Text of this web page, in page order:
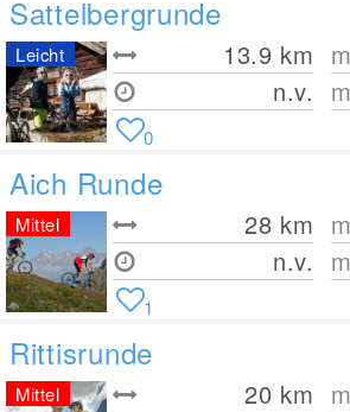
Sattelbergrunde
13.9 km
n.v.
Leicht
0
Aich Runde
28 km
n.v.
Mittel
1
Rittisrunde
20 km
Mittel